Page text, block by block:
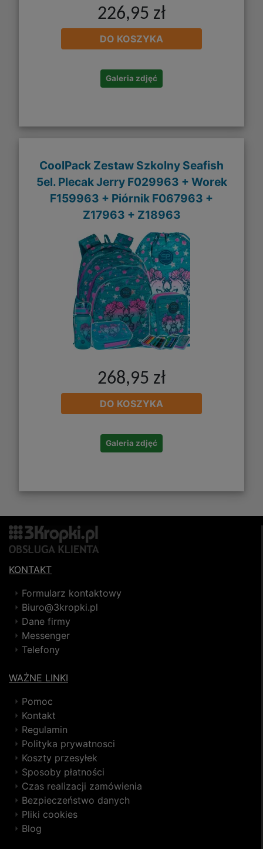
226,95 zł
DO KOSZYKA
Galeria zdjęć
CoolPack Zestaw Szkolny Seafish
5el. Plecak Jerry F029963 + Worek
F159963 + Piórnik F067963 +
Z17963 + Z18963
268,95 zł
DO KOSZYKA
Galeria zdjęć
KONTAKT
Formularz kontaktowy
Biuro@3kropki.pl
Dane firmy
Messenger
Telefony
WAŻNE LINKI
Pomoc
Kontakt
Regulamin
Polityka prywatnosci
Koszty przesyłek
Sposoby płatności
Czas realizacji zamówienia
Bezpieczeństwo danych
Pliki cookies
Blog